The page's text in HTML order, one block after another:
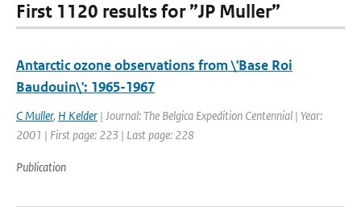
First 1120 results for ”JP Muller”
Antarctic ozone observations from \'Base Roi
Baudouin\': 1965-1967
C Muller, H Kelder | Journal: The Belgica Expedition Centennial | Year:
2001 | First page: 223 | Last page: 228
Publication